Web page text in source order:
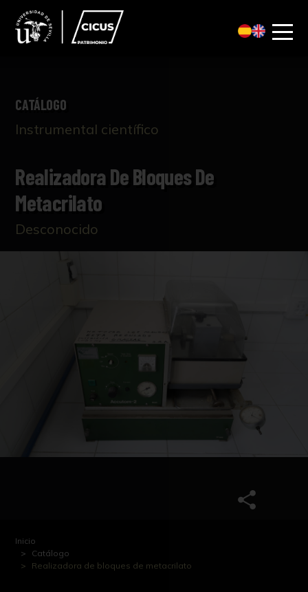
CATÁLOGO
Instrumental científico
Realizadora De Bloques De
Metacrilato
Desconocido
Inicio
Catálogo
Realizadora de bloques de metacrilato